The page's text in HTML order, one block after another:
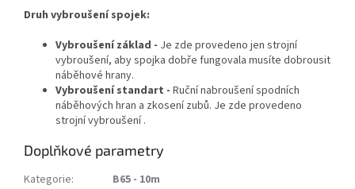
Druh vybroušení spojek:
Vybroušení základ - Je zde provedeno jen strojní
vybroušení, aby spojka dobře fungovala musíte dobrousit
náběhové hrany.
Vybroušení standart - Ruční nabroušení spodních
náběhových hran a zkosení zubů. Je zde provedeno
strojní vybroušení .
Doplňkové parametry
Kategorie:
B65 - 10m